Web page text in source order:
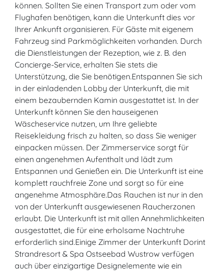
können. Sollten Sie einen Transport zum oder vom
Flughafen benötigen, kann die Unterkunft dies vor
Ihrer Ankunft organisieren. Für Gäste mit eigenem
Fahrzeug sind Parkmöglichkeiten vorhanden. Durch
die Dienstleistungen der Rezeption, wie z. B. den
Concierge-Service, erhalten Sie stets die
Unterstützung, die Sie benötigen.Entspannen Sie sich
in der einladenden Lobby der Unterkunft, die mit
einem bezaubernden Kamin ausgestattet ist. In der
Unterkunft können Sie den hauseigenen
Wäscheservice nutzen, um Ihre geliebte
Reisekleidung frisch zu halten, so dass Sie weniger
einpacken müssen. Der Zimmerservice sorgt für
einen angenehmen Aufenthalt und lädt zum
Entspannen und Genießen ein. Die Unterkunft ist eine
komplett rauchfreie Zone und sorgt so für eine
angenehme Atmosphäre.Das Rauchen ist nur in den
von der Unterkunft ausgewiesenen Raucherzonen
erlaubt. Die Unterkunft ist mit allen Annehmlichkeiten
ausgestattet, die für eine erholsame Nachtruhe
erforderlich sind.Einige Zimmer der Unterkunft Dorint
Strandresort & Spa Ostseebad Wustrow verfügen
auch über einzigartige Designelemente wie ein